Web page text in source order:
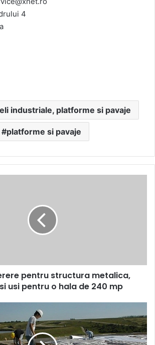
4
industriale, platforme si pavaje
platforme si pavaje
pentru structura metalica,
usi pentru o hala de 240 mp